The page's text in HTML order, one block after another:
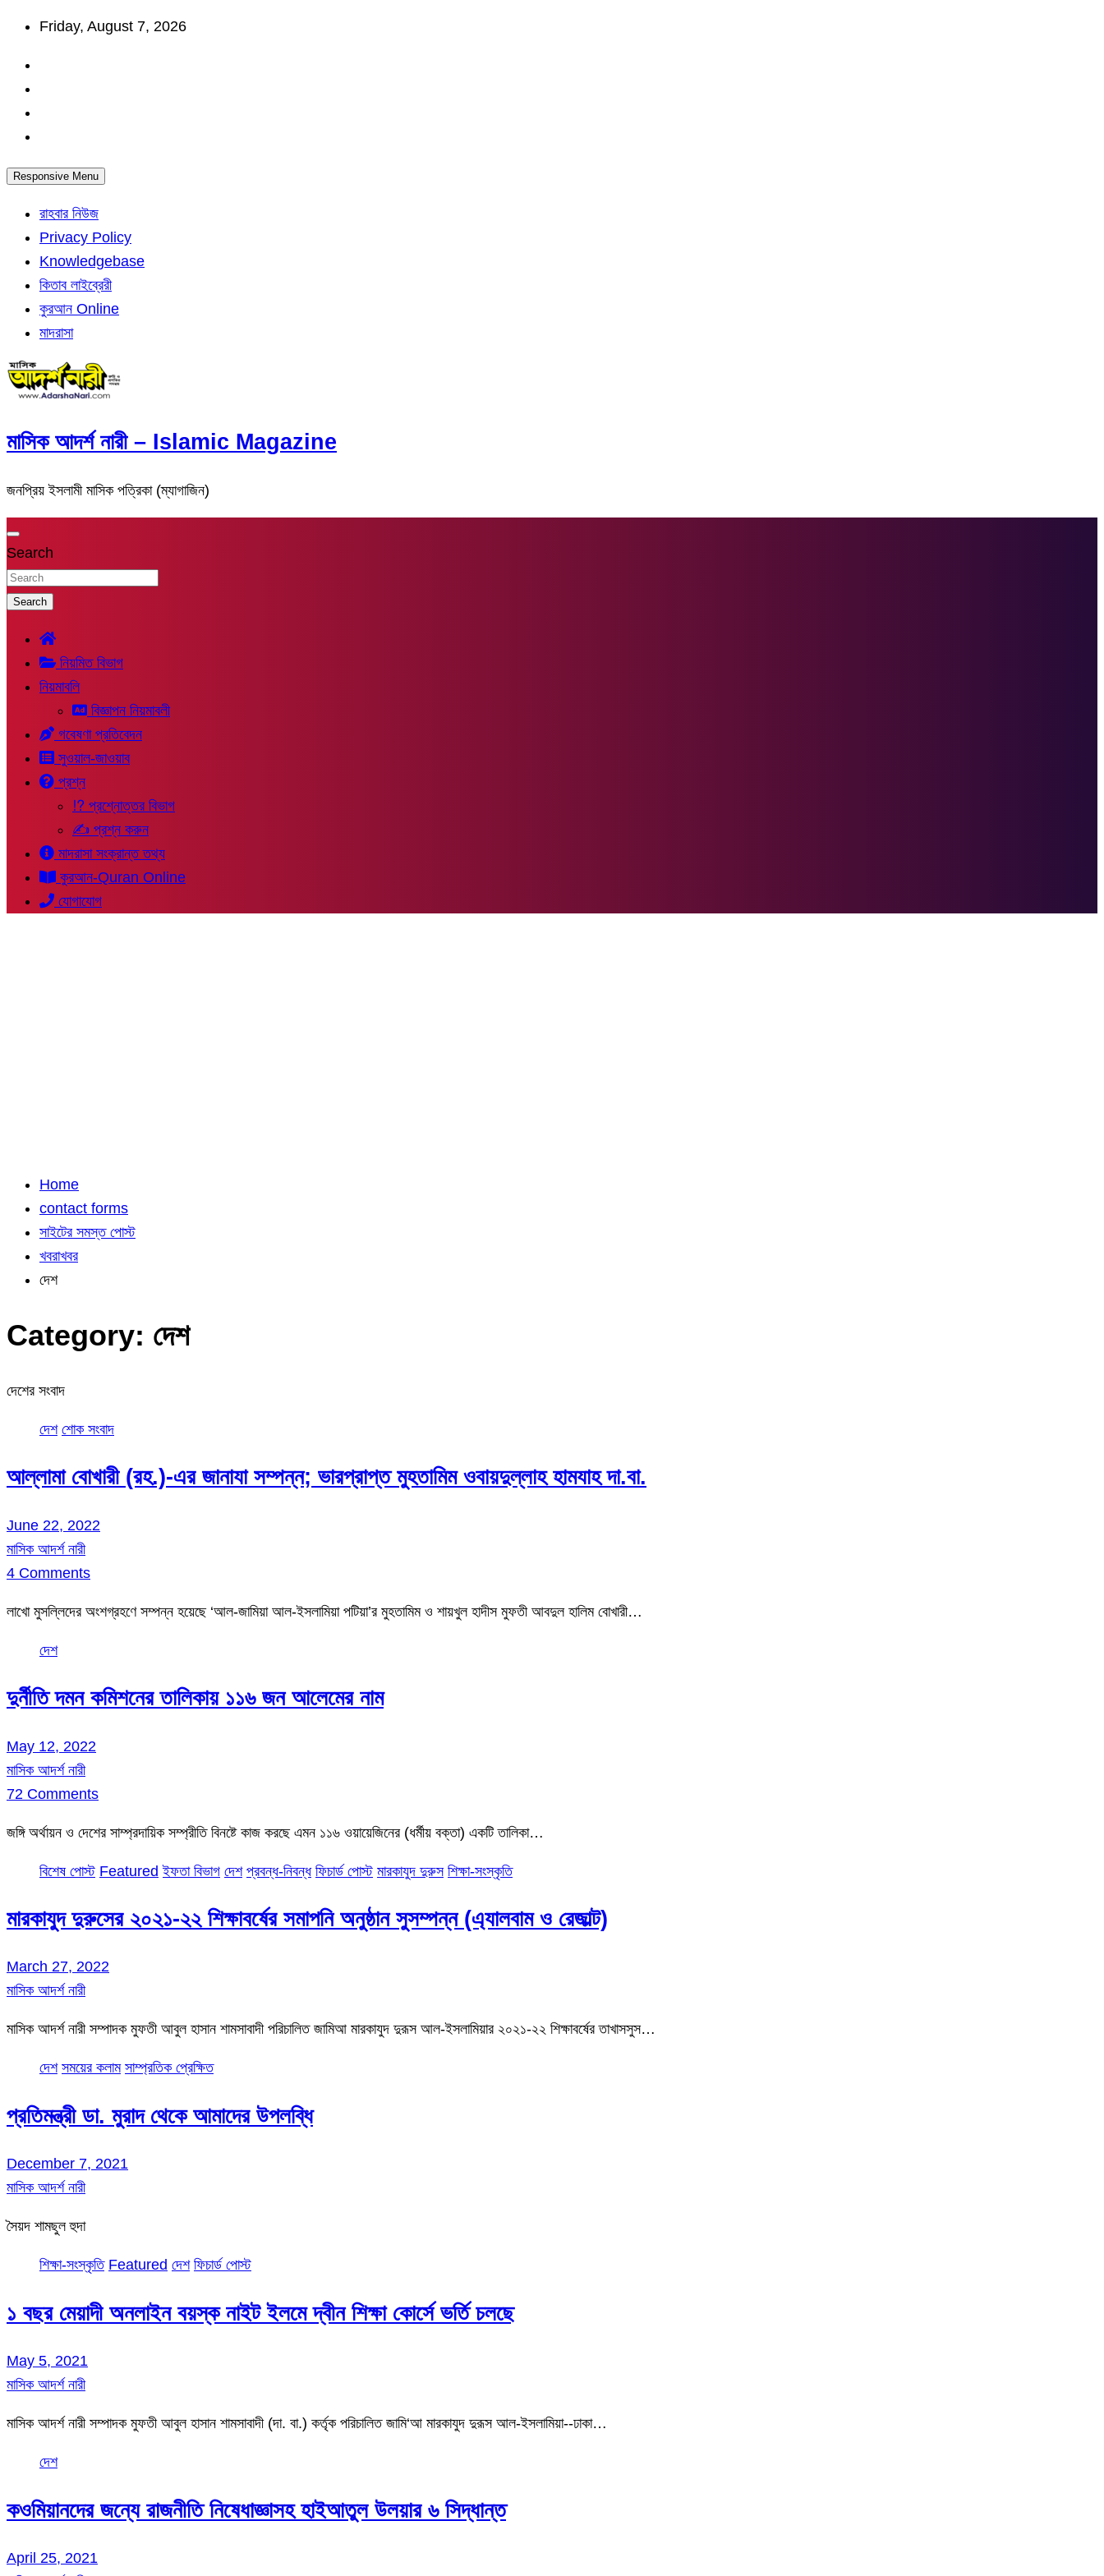
Skip
content
Friday, August 7, 2026
Responsive Menu
রাহবার নিউজ
Privacy Policy
Knowledgebase
কিতাব লাইব্রেরী
কুরআন Online
মাদরাসা
মাসিক আদর্শ নারী – Islamic Magazine
জনপ্রিয় ইসলামী মাসিক পত্রিকা (ম্যাগাজিন)
Search
Search
নিয়মিত বিভাগ
নিয়মাবলি
বিজ্ঞাপন নিয়মাবলী
গবেষণা প্রতিবেদন
সুওয়াল-জাওয়াব
প্রশ্ন
⁉ প্রশ্নোত্তর বিভাগ
✍ প্রশ্ন করুন
মাদরাসা সংক্রান্ত তথ্য
কুরআন-Quran Online
যোগাযোগ
Home
contact forms
সাইটের সমস্ত পোস্ট
খবরাখবর
দেশ
Category: দেশ
দেশের সংবাদ
দেশ শোক সংবাদ
আল্লামা বোখারী (রহ.)-এর জানাযা সম্পন্ন; ভারপ্রাপ্ত মুহতামিম ওবায়দুল্লাহ হামযাহ দা.বা.
June 22, 2022
মাসিক আদর্শ নারী
4 Comments
লাখো মুসল্লিদের অংশগ্রহণে সম্পন্ন হয়েছে ‘আল-জামিয়া আল-ইসলামিয়া পটিয়া’র মুহতামিম ও শায়খুল হাদীস মুফতী আবদুল হালিম বোখারী…
দেশ
দুর্নীতি দমন কমিশনের তালিকায় ১১৬ জন আলেমের নাম
May 12, 2022
মাসিক আদর্শ নারী
72 Comments
জঙ্গি অর্থায়ন ও দেশের সাম্প্রদায়িক সম্প্রীতি বিনষ্টে কাজ করছে এমন ১১৬ ওয়ায়েজিনের (ধর্মীয় বক্তা) একটি তালিকা…
বিশেষ পোস্ট Featured ইফতা বিভাগ দেশ প্রবন্ধ-নিবন্ধ ফিচার্ড পোস্ট মারকাযুদ দুরুস শিক্ষা-সংস্কৃতি
মারকাযুদ দুরুসের ২০২১-২২ শিক্ষাবর্ষের সমাপনি অনুষ্ঠান সুসম্পন্ন (এ্যালবাম ও রেজাল্ট)
March 27, 2022
মাসিক আদর্শ নারী
মাসিক আদর্শ নারী সম্পাদক মুফতী আবুল হাসান শামসাবাদী পরিচালিত জামিআ মারকাযুদ দুরূস আল-ইসলামিয়ার ২০২১-২২ শিক্ষাবর্ষের তাখাসসুস…
দেশ সময়ের কলাম সাম্প্রতিক প্রেক্ষিত
প্রতিমন্ত্রী ডা. মুরাদ থেকে আমাদের উপলব্ধি
December 7, 2021
মাসিক আদর্শ নারী
সৈয়দ শামছুল হুদা
শিক্ষা-সংস্কৃতি Featured দেশ ফিচার্ড পোস্ট
১ বছর মেয়াদী অনলাইন বয়স্ক নাইট ইলমে দ্বীন শিক্ষা কোর্সে ভর্তি চলছে
May 5, 2021
মাসিক আদর্শ নারী
মাসিক আদর্শ নারী সম্পাদক মুফতী আবুল হাসান শামসাবাদী (দা. বা.) কর্তৃক পরিচালিত জামি‘আ মারকাযুদ দুরূস আল-ইসলামিয়া--ঢাকা…
দেশ
কওমিয়ানদের জন্যে রাজনীতি নিষেধাজ্ঞাসহ হাইআতুল উলয়ার ৬ সিদ্ধান্ত
April 25, 2021